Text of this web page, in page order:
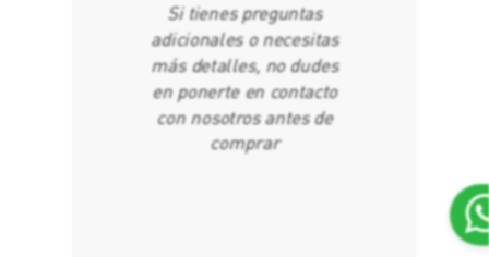
Si tienes preguntas
adicionales o necesitas
más detalles, no dudes
en ponerte en contacto
con nosotros antes de
comprar